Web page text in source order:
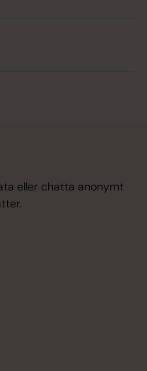
eller chatta anonymt